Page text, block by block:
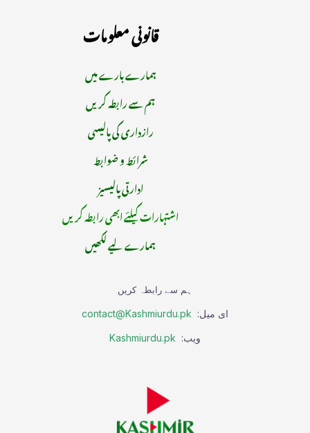
قانونی معلومات
ہمارے بارے میں
ہم سے رابطہ کریں
رازداری کی پالیسی
شرائط و ضوابط
ادارتی پالیسیز
اشتہارات کیلئے ابھی رابطہ کریں
ہمارے لیے لکھیں
ہم سے رابطہ کریں
ای میل: contact@Kashmiurdu.pk
ویب: Kashmiurdu.pk